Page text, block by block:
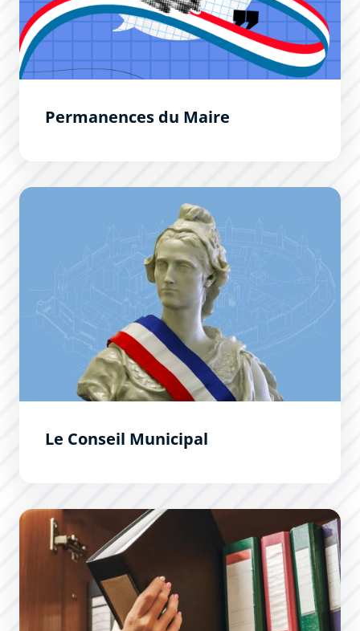
Permanences du Maire
Le Conseil Municipal
Le Conseil Municipal
Location de salles : Halles Prosper Montagné